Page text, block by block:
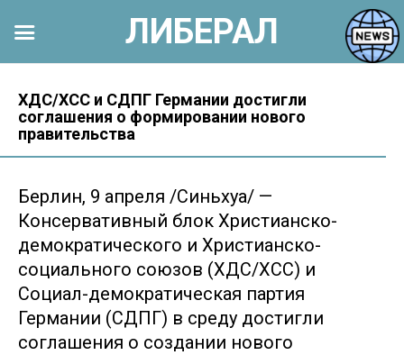
контенту
ХДС/ХСС и СДПГ Германии достигли
соглашения о формировании нового
правительства
Берлин, 9 апреля /Синьхуа/ —
Консервативный блок Христианско-
демократического и Христианско-
социального союзов (ХДС/ХСС) и
Социал-демократическая партия
Германии (СДПГ) в среду достигли
соглашения о создании нового
ЛИБЕРАЛ